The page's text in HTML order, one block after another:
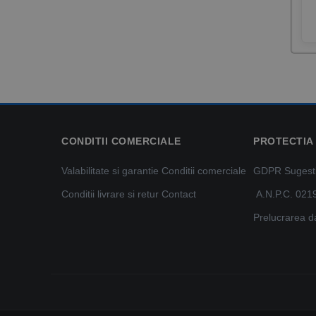
CONDITII COMERCIALE
Valabilitate si garantie Conditii comerciale
Conditii livrare si retur Contact
GDPR
A.N.P.C.
Prelucrarea